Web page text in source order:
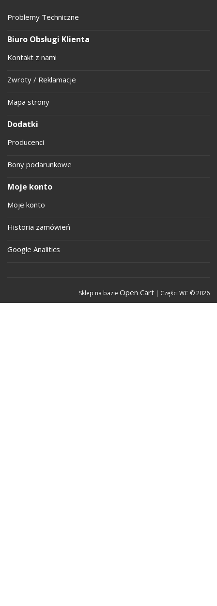
Problemy Techniczne
Biuro Obsługi Klienta
Kontakt z nami
Zwroty / Reklamacje
Mapa strony
Dodatki
Producenci
Bony podarunkowe
Moje konto
Moje konto
Historia zamówień
Google Analitics
Sklep na bazie Open Cart | Części WC © 2026